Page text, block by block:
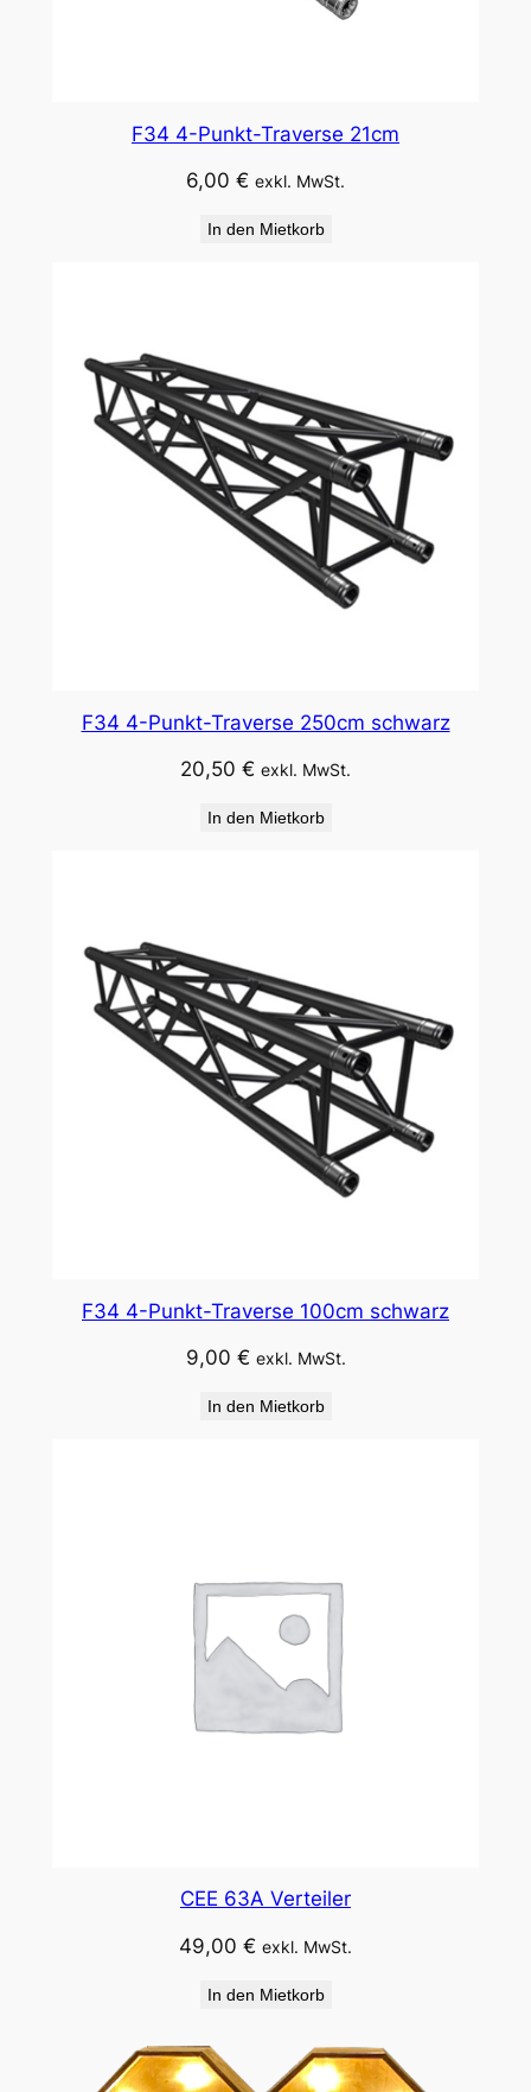
F34 4-Punkt-Traverse 21cm
6,00 € exkl. MwSt.
In den Mietkorb
F34 4-Punkt-Traverse 250cm schwarz
20,50 € exkl. MwSt.
In den Mietkorb
F34 4-Punkt-Traverse 100cm schwarz
9,00 € exkl. MwSt.
In den Mietkorb
CEE 63A Verteiler
49,00 € exkl. MwSt.
In den Mietkorb